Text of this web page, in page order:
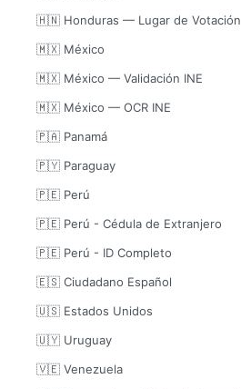
🇭🇳 Honduras — Lugar de Votación
🇲🇽 México
🇲🇽 México — Validación INE
🇲🇽 México — OCR INE
🇵🇦 Panamá
🇵🇾 Paraguay
🇵🇪 Perú
🇵🇪 Perú - Cédula de Extranjero
🇵🇪 Perú - ID Completo
🇪🇸 Ciudadano Español
🇺🇸 Estados Unidos
🇺🇾 Uruguay
🇻🇪 Venezuela